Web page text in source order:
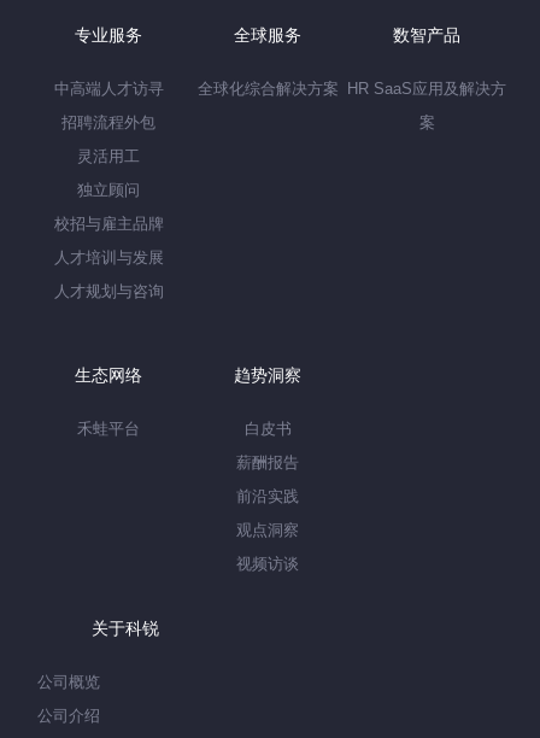
专业服务
中高端人才访寻
招聘流程外包
灵活用工
独立顾问
校招与雇主品牌
人才培训与发展
人才规划与咨询
全球服务
全球化综合解决方案
数智产品
HR SaaS应用及解决方
案
生态网络
禾蛙平台
趋势洞察
白皮书
薪酬报告
前沿实践
观点洞察
视频访谈
关于科锐
公司概览
公司介绍